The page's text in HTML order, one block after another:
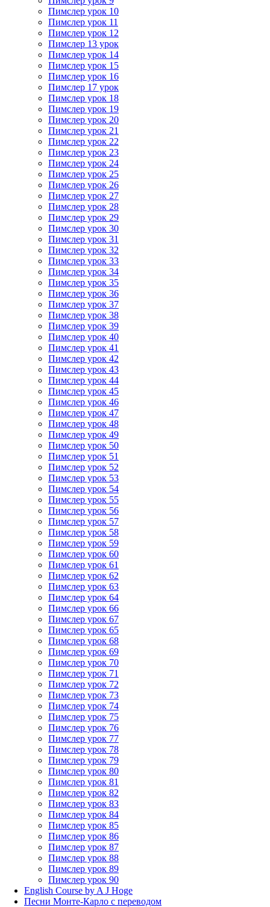
Пимслер урок 10
Пимслер урок 11
Пимслер урок 12
Пимслер 13 урок
Пимслер урок 14
Пимслер урок 15
Пимслер урок 16
Пимслер 17 урок
Пимслер урок 18
Пимслер урок 19
Пимслер урок 20
Пимслер урок 21
Пимслер урок 22
Пимслер урок 23
Пимслер урок 24
Пимслер урок 25
Пимслер урок 26
Пимслер урок 27
Пимслер урок 28
Пимслер урок 29
Пимслер урок 30
Пимслер урок 31
Пимслер урок 32
Пимслер урок 33
Пимслер урок 34
Пимслер урок 35
Пимслер урок 36
Пимслер урок 37
Пимслер урок 38
Пимслер урок 39
Пимслер урок 40
Пимслер урок 41
Пимслер урок 42
Пимслер урок 43
Пимслер урок 44
Пимслер урок 45
Пимслер урок 46
Пимслер урок 47
Пимслер урок 48
Пимслер урок 49
Пимслер урок 50
Пимслер урок 51
Пимслер урок 52
Пимслер урок 53
Пимслер урок 54
Пимслер урок 55
Пимслер урок 56
Пимслер урок 57
Пимслер урок 58
Пимслер урок 59
Пимслер урок 60
Пимслер урок 61
Пимслер урок 62
Пимслер урок 63
Пимслер урок 64
Пимслер урок 66
Пимслер урок 67
Пимслер урок 65
Пимслер урок 68
Пимслер урок 69
Пимслер урок 70
Пимслер урок 71
Пимслер урок 72
Пимслер урок 73
Пимслер урок 74
Пимслер урок 75
Пимслер урок 76
Пимслер урок 77
Пимслер урок 78
Пимслер урок 79
Пимслер урок 80
Пимслер урок 81
Пимслер урок 82
Пимслер урок 83
Пимслер урок 84
Пимслер урок 85
Пимслер урок 86
Пимслер урок 87
Пимслер урок 88
Пимслер урок 89
Пимслер урок 90
English Course by A J Hoge
Песни Монте-Карло с переводом